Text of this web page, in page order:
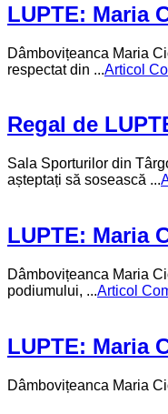
LUPTE: Maria
Dâmbovițeanca Maria
respectat din ...Articol
Regal de
Sala Sporturilor din
așteptați să sosească ...
LUPTE: Maria
Dâmbovițeanca Maria
podiumului, ...Articol
LUPTE: Maria
Dâmbovițeanca Maria